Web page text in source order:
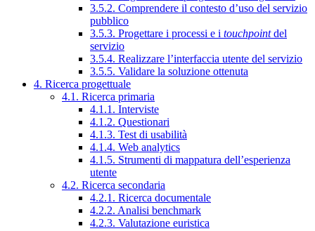
3.5.2. Comprendere il contesto d’uso del servizio
pubblico
3.5.3. Progettare i processi e i touchpointdel
servizio
3.5.4. Realizzare l’interfaccia utente del servizio
3.5.5. Validare la soluzione ottenuta
4. Ricerca progettuale
4.1. Ricerca primaria
4.1.1. Interviste
4.1.2. Questionari
4.1.3. Test di usabilità
4.1.4. Web analytics
4.1.5. Strumenti di mappatura dell’esperienza
utente
4.2. Ricerca secondaria
4.2.1. Ricerca documentale
4.2.2. Analisi benchmark
4.2.3. Valutazione euristica